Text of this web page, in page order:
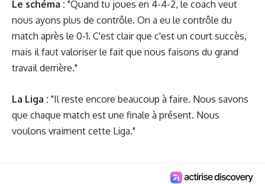
Le schéma : "Quand tu joues en 4-4-2, le coach veut
nous ayons plus de contrôle. On a eu le contrôle du
match après le 0-1. C'est clair que c'est un court succès,
mais il faut valoriser le fait que nous faisons du grand
travail derrière."
La Liga : "Il reste encore beaucoup à faire. Nous savons
que chaque match est une finale à présent. Nous
voulons vraiment cette Liga."